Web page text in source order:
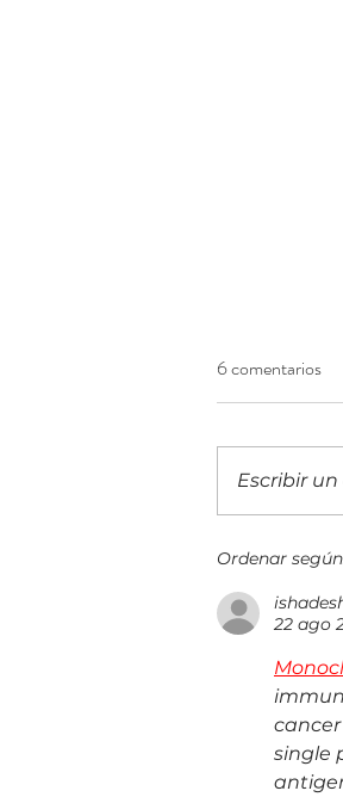
Evolución
reunió a
6 comentarios
Escribir
Ordenar
22 ago
single